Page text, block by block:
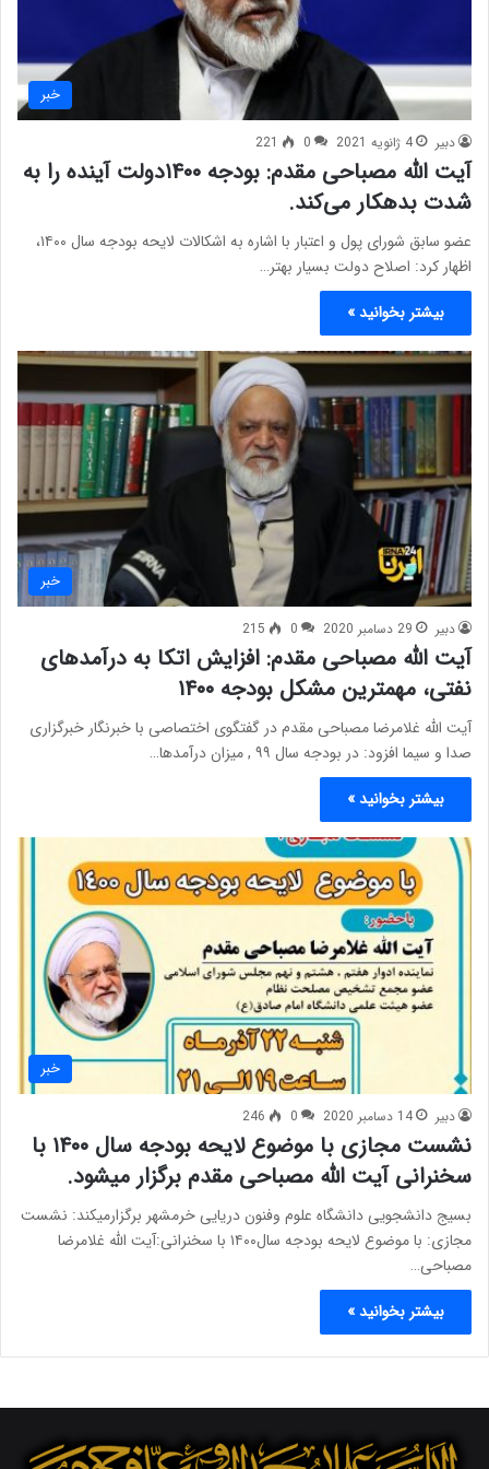
خبر
دبیر 4 ژانویه 2021 0
221
آیت الله مصباحی مقدم: بودجه ۱۴۰۰دولت آینده را به
شدت بدهکار می‌کند.
عضو سابق شورای پول و اعتبار با اشاره به اشکالات لایحه بودجه سال ۱۴۰۰،
اظهار کرد: اصلاح دولت بسیار بهتر…
بیشتر بخوانید »
خبر
دبیر 29 دسامبر 2020 0
215
آیت الله مصباحی مقدم: افزایش اتکا به درآمد‌های
نفتی، مهمترین مشکل بودجه ۱۴۰۰
آیت الله غلامرضا مصباحی مقدم در گفتگوی اختصاصی با خبرنگار خبرگزاری
صدا و سیما افزود: در بودجه سال ۹۹ , میزان درآمد‌ها…
بیشتر بخوانید »
خبر
دبیر 14 دسامبر 2020 0
246
نشست مجازی با موضوع لایحه بودجه سال ۱۴۰۰ با
سخنرانی آیت الله مصباحی مقدم برگزار میشود.
بسیج دانشجویی دانشگاه علوم وفنون دریایی خرمشهر برگزار‌میکند: نشست
مجازی‌: با موضوع لایحه بودجه سال۱۴۰۰ با سخنرانی:آیت الله غلامرضا
مصباحی…
بیشتر بخوانید »